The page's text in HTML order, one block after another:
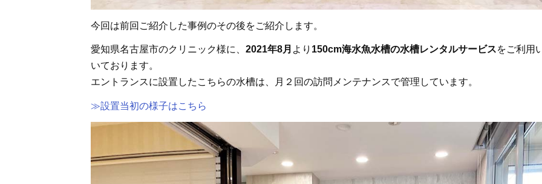
今回は前回ご紹介した事例のその後をご紹介します。
愛知県名古屋市のクリニック様に、 2021年8月 より 150cm海水魚水槽の水槽レンタルサービスをご利用
いております。
エントランスに設置したこちらの水槽は、月２回の訪問メンテナンスで管理しています。
≫設置当初の様子はこちら